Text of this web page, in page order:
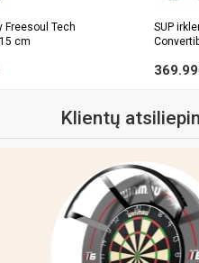
Freesoul Tech
cm
SUP
Klientų